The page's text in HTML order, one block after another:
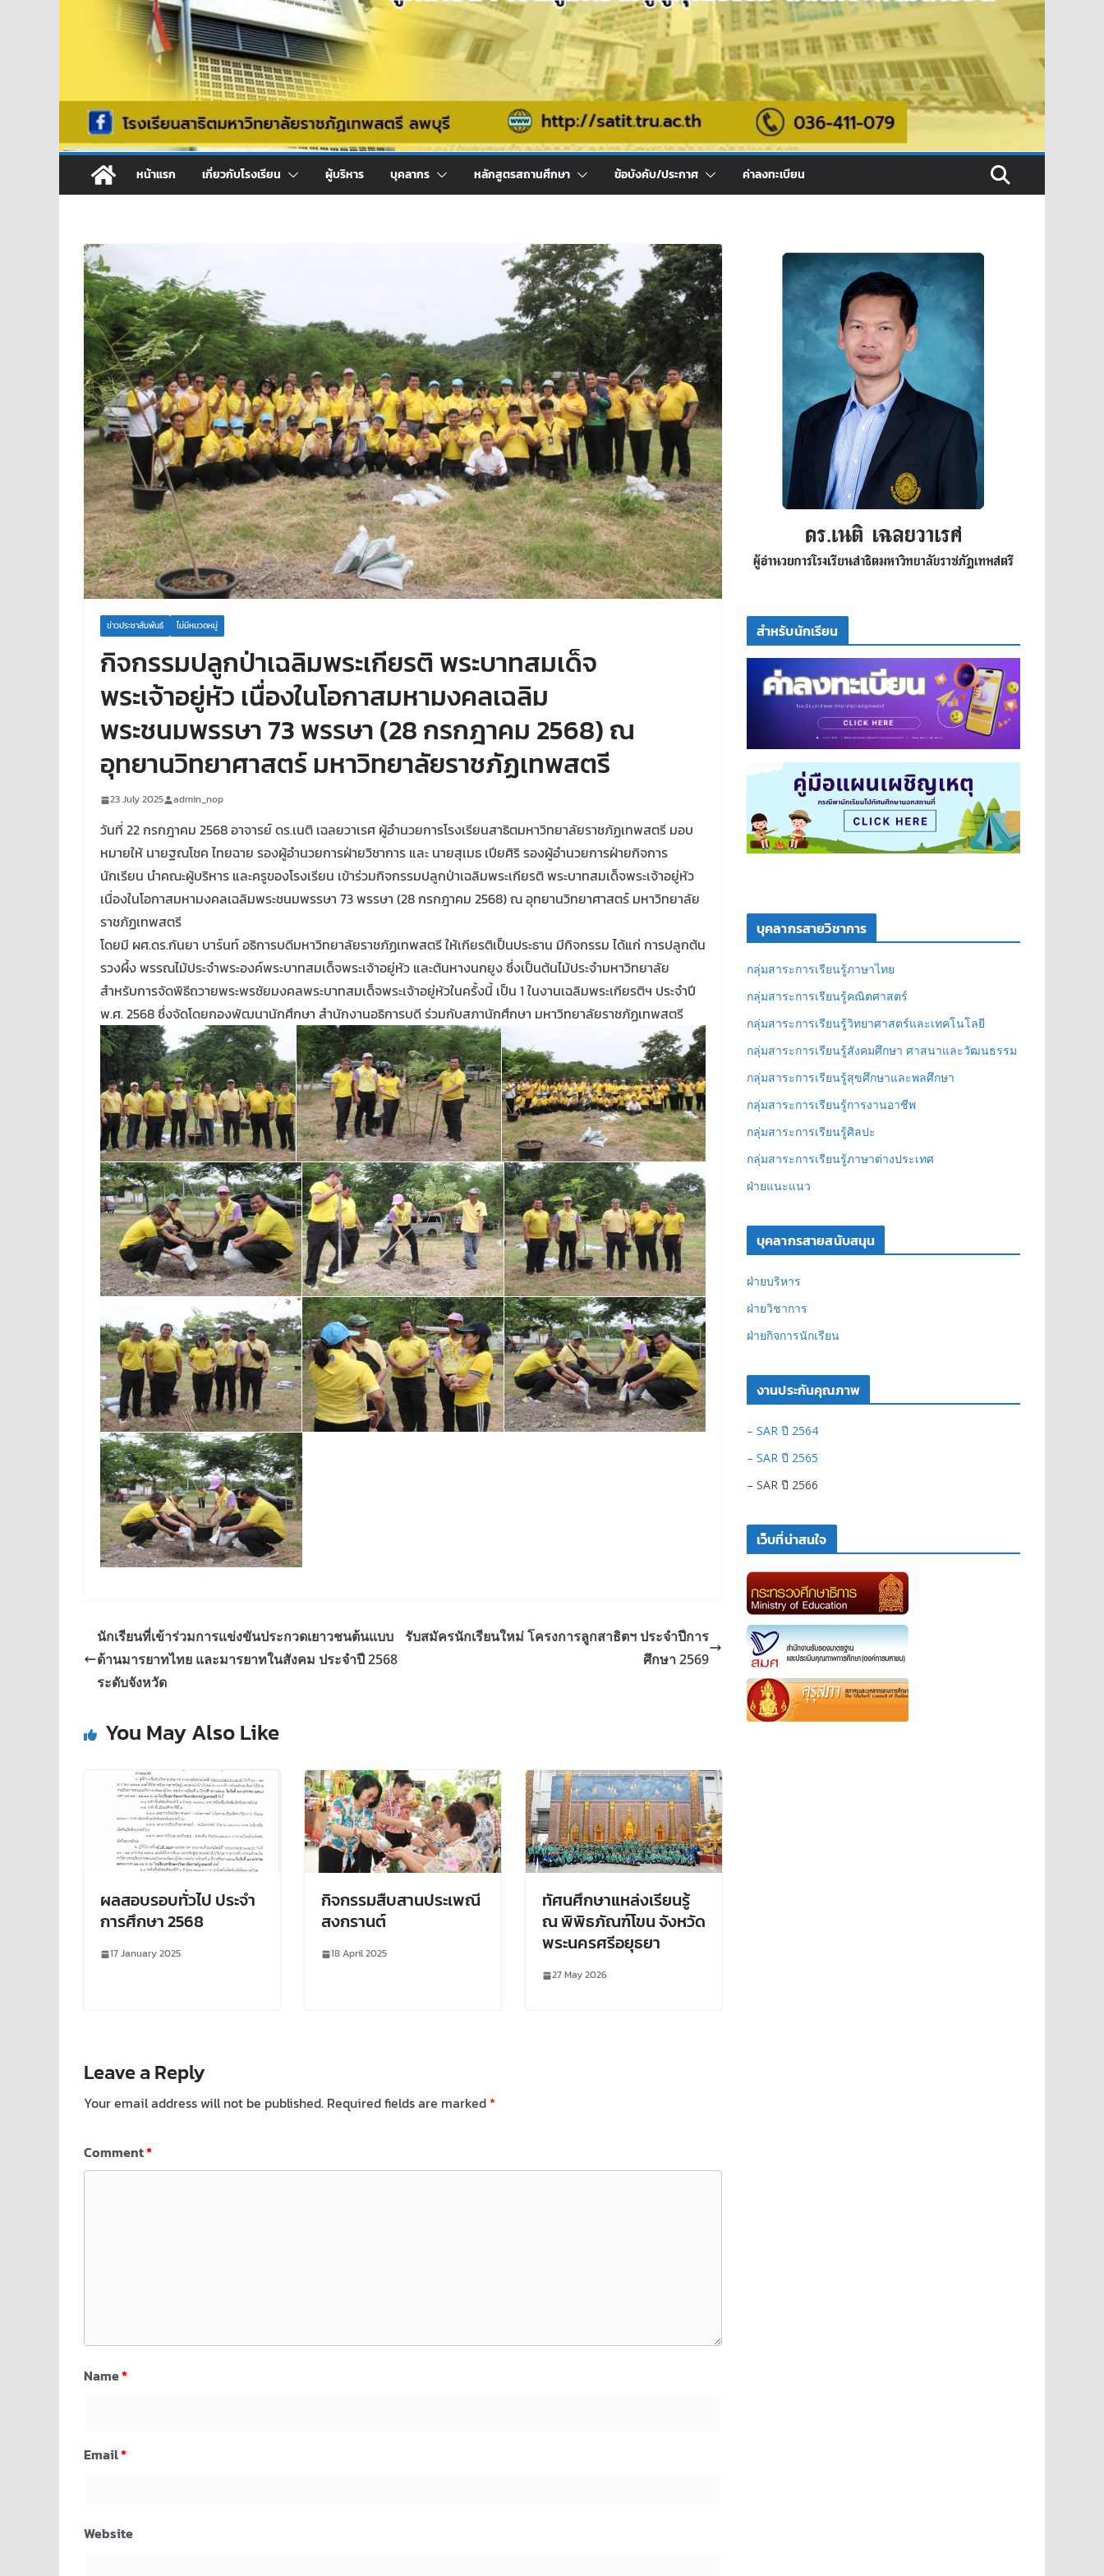
หน้าแรก เกี่ยวกับโรงเรียน ผู้บริหาร บุคลากร หลักสูตรสถานศึกษา ข้อบังคับ/ประกาศ ค่าลงทะเบียน
ข่าวประชาสัมพันธ์ ไม่มีหมวดหมู่
กิจกรรมปลูกป่าเฉลิมพระเกียรติ พระบาทสมเด็จ
พระเจ้าอยู่หัว เนื่องในโอกาสมหามงคลเฉลิม
พระชนมพรรษา 73 พรรษา (28 กรกฎาคม 2568) ณ
อุทยานวิทยาศาสตร์ มหาวิทยาลัยราชภัฏเทพสตรี
23 July 2025 admin_nop
วันที่ 22 กรกฎาคม 2568 อาจารย์ ดร.เนติ เฉลยวาเรศ ผู้อำนวยการโรงเรียนสาธิตมหาวิทยาลัยราชภัฏเทพสตรี มอบ
หมายให้ นายฐณโชค ไทยฉาย รองผู้อำนวยการฝ่ายวิชาการ และ นายสุเมธ เปียศิริ รองผู้อำนวยการฝ่ายกิจการ
นักเรียน นำคณะผู้บริหาร และครูของโรงเรียน เข้าร่วมกิจกรรมปลูกป่าเฉลิมพระเกียรติ พระบาทสมเด็จพระเจ้าอยู่หัว
เนื่องในโอกาสมหามงคลเฉลิมพระชนมพรรษา 73 พรรษา (28 กรกฎาคม 2568) ณ อุทยานวิทยาศาสตร์ มหาวิทยาลัย
ราชภัฏเทพสตรี
โดยมี ผศ.ดร.กันยา บาร์นท์ อธิการบดีมหาวิทยาลัยราชภัฏเทพสตรี ให้เกียรติเป็นประธาน มีกิจกรรม ได้แก่ การปลูกต้น
รวงผึ้ง พรรณไม้ประจำพระองค์พระบาทสมเด็จพระเจ้าอยู่หัว และต้นหางนกยูง ซึ่งเป็นต้นไม้ประจำมหาวิทยาลัย
สำหรับการจัดพิธีถวายพระพรชัยมงคลพระบาทสมเด็จพระเจ้าอยู่หัวในครั้งนี้ เป็น 1 ในงานเฉลิมพระเกียรติฯ ประจำปี
พ.ศ. 2568 ซึ่งจัดโดยกองพัฒนานักศึกษา สำนักงานอธิการบดี ร่วมกับสภานักศึกษา มหาวิทยาลัยราชภัฏเทพสตรี
นักเรียนที่เข้าร่วมการแข่งขันประกวดเยาวชนต้นแบบ
ด้านมารยาทไทย และมารยาทในสังคม ประจำปี 2568
ระดับจังหวัด
รับสมัครนักเรียนใหม่ โครงการลูกสาธิตฯ ประจำปีการ
ศึกษา 2569
You May Also Like
ผลสอบรอบทั่วไป ประจำ
การศึกษา 2568
17 January 2025
กิจกรรมสืบสานประเพณี
สงกรานต์
18 April 2025
ทัศนศึกษาแหล่งเรียนรู้
ณ พิพิธภัณฑ์โขน จังหวัด
พระนครศรีอยุธยา
27 May 2026
Leave a Reply
Your email address will not be published. Required fields are marked *
Comment*
Name*
Email*
Website
สำหรับนักเรียน
บุคลากรสายวิชาการ
กลุ่มสาระการเรียนรู้ภาษาไทย
กลุ่มสาระการเรียนรู้คณิตศาสตร์
กลุ่มสาระการเรียนรู้วิทยาศาสตร์และเทคโนโลยี
กลุ่มสาระการเรียนรู้สังคมศึกษา ศาสนาและวัฒนธรรม
กลุ่มสาระการเรียนรู้สุขศึกษาและพลศึกษา
กลุ่มสาระการเรียนรู้การงานอาชีพ
กลุ่มสาระการเรียนรู้ศิลปะ
กลุ่มสาระการเรียนรู้ภาษาต่างประเทศ
ฝ่ายแนะแนว
บุคลากรสายสนับสนุน
ฝ่ายบริหาร
ฝ่ายวิชาการ
ฝ่ายกิจการนักเรียน
งานประกันคุณภาพ
– SAR ปี 2564
– SAR ปี 2565
– SAR ปี 2566
เว็บที่น่าสนใจ